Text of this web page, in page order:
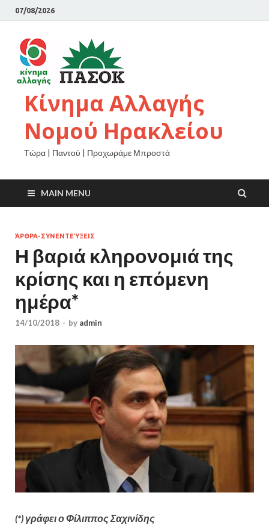
07/08/2026
Κίνημα Αλλαγής
Νομού Ηρακλείου
Τώρα | Παντού | Προχωράμε Μπροστά
MAIN MENU
ΆΡΘΡΑ-ΣΥΝΕΝΤΕΎΞΕΙΣ
Η βαριά κληρονομιά της
κρίσης και η επόμενη
ημέρα*
14/10/2018 - by admin
(*) γράφει ο Φίλιππος Σαχινίδης